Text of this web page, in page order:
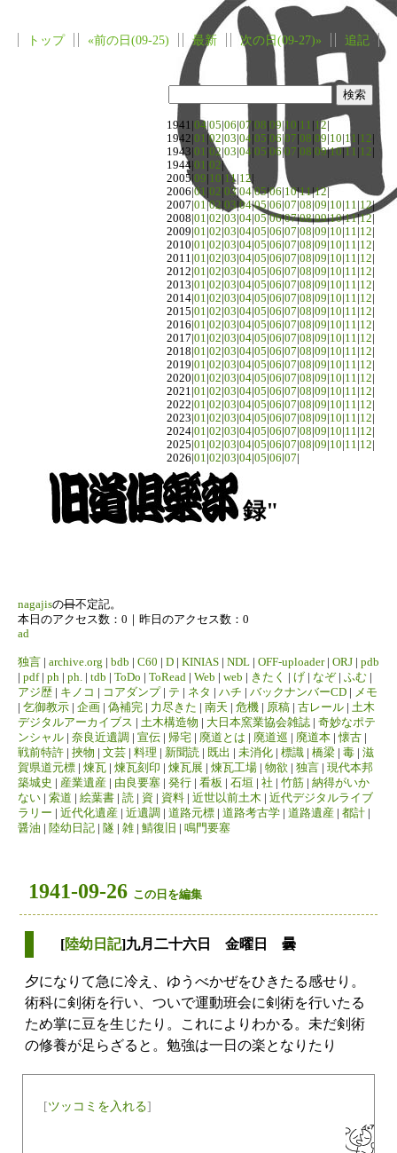
トップ «前の日(09-25) 最新 次の日(09-27)» 追記
1941| 04 05 06 07 08 09 10 11 12
1942| 01 02 03 04 05 06 |07 08 09 10 11 12
1943| 01 02 03 04 05 06 |07 08 09|10 11 12
1944| 01 02 |
2005|09 10 11 12
2006| 01 02 03|04|05|06 10|11|12
2007| 01|02 03|04|05 06 07 08 09 10 11 12|
2008| 01 02 03 04 05|06|07|08|09|10|11|12
2009| 01 02 03 04 05 06 07 08 09 10 11 12
2010| 01 02 03 04 05 06 07 08 09 10 11 12
2011| 01 02 03 04 05 06 07 08 09 10 11 12
2012| 01 02 03 04 05 06 07 08 09 10 11 12
2013| 01 02 03 04 05 06 07 08 09 10 11 12
2014| 01 02 03 04 05 06 07 08 09 10 11 12
2015| 01 02 03 04 05 06 07 08 09 10 11 12
2016| 01 02 03 04 05 06 07 08 09 10 11 12
2017| 01 02 03 04 05 06 07 08 09 10 11 12
2018| 01 02 03 04 05 06 07 08 09 10 11 12
2019| 01 02 03 04 05 06 07 08 09 10 11 12
2020| 01 02 03 04 05 06 07 08 09 10 11 12
2021| 01 02 03 04 05 06 07 08 09 10 11 12
2022| 01 02 03 04 05 06 07 08 09 10 11 12
2023| 01 02 03 04 05 06 07 08 09 10 11 12
2024| 01 02 03 04 05 06 07 08 09 10 11 12
2025| 01 02 03 04 05 06 07 08 09 10 11 12
2026| 01 02 03 04 05 06 07
録"
nagajisの日不定記。
本日のアクセス数：0｜昨日のアクセス数：0
ad
独言 | archive.org | bdb | C60 | D | KINIAS | NDL | OFF-uploader| ORJ | pdb
| pdf| ph | ph. | tdb | ToDo | ToRead | Web | web | きたく | げ | なぞ| ふむ |
アジ歴 | キノコ | コアダンプ| テ | ネタ | ハチ | バックナンバーCD | メモ
| 乞御教示 | 企画 | 偽補完 | 力尽きた | 南天 | 危機 | 原稿 | 古レール | 土木
デジタルアーカイブス | 土木構造物 | 大日本窯業協会雑誌 | 奇妙なポテ
ンシャル | 奈良近遺調 | 宣伝 | 帰宅 | 廃道とは | 廃道巡 | 廃道本 |懐古 |
戦前特許 | 挾物 | 文芸 | 料理 | 新聞読 | 既出 | 未消化 | 標識 | 橋梁 | 毒 | 滋
賀県道元標 | 煉瓦 | 煉瓦刻印 | 煉瓦展 | 煉瓦工場 | 物欲 | 独言 | 現代本邦
築城史 | 産業遺産 | 由良要塞 | 発行 | 看板 | 石垣 | 社 | 竹筋 | 納得がいか
ない | 索道 | 絵葉書 | 読 | 資 | 資料 | 近世以前土木 | 近代デジタルライブ
ラリー | 近代化遺産 | 近遺調 | 道路元標 | 道路考古学 | 道路遺産 | 都計 |
醤油 | 陸幼日記 | 隧 | 雑 | 鯖復旧 | 鳴門要塞
1941-09-26 この日を編集
[陸幼日記]九月二十六日 金曜日 曇
夕になりて急に冷え、ゆうべかぜをひきたる感せり。
術科に剣術を行い、ついで運動班会に剣術を行いたる
ため掌に豆を生じたり。これによりわかる。未だ剣術
の修養が足らざると。勉強は一日の楽となりたり
[ツッコミを入れる]